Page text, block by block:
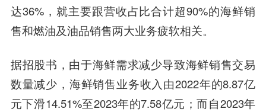
达36%，就主要跟营收占比合计超90%的海鲜销
售和燃油及油品销售两大业务疲软相关。
据招股书，由于海鲜需求减少导致海鲜销售交易
数量减少，海鲜销售业务收入由2022年的8.87亿
元下滑14.51%至2023年的7.58亿元；而自2023年